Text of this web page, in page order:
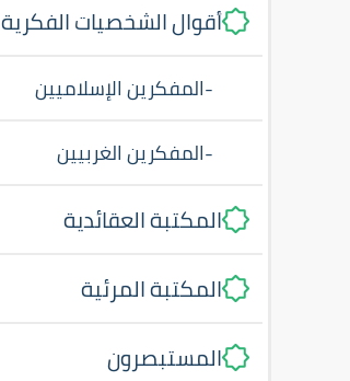
أقوال الشخصيات الفكرية
-المفكرين الإسلاميين
-المفكرين الغربيين
المكتبة العقائدية
المكتبة المرئية
المستبصرون